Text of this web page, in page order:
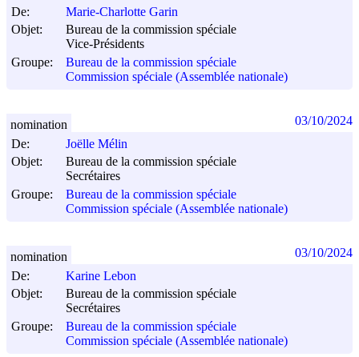
De:
Marie-Charlotte Garin
Objet:
Bureau de la commission spéciale
Vice-Présidents
Groupe:
Bureau de la commission spéciale
Commission spéciale (Assemblée nationale)
De:
Joëlle Mélin
Objet:
Bureau de la commission spéciale
Secrétaires
Groupe:
Bureau de la commission spéciale
Commission spéciale (Assemblée nationale)
nomination 03/10/2024
De:
Karine Lebon
Objet:
Bureau de la commission spéciale
Secrétaires
Groupe:
Bureau de la commission spéciale
Commission spéciale (Assemblée nationale)
nomination 03/10/2024